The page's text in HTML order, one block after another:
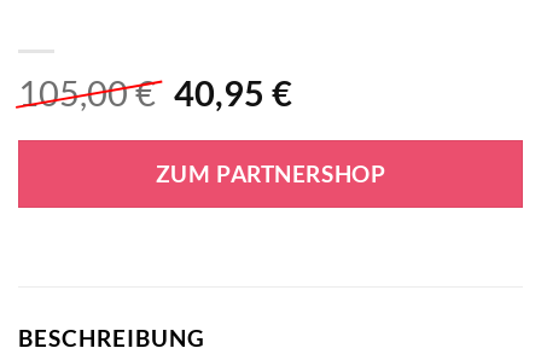
105,00€ Ursprünglicher
war:
105,00 €
40,95 €Aktueller
ist:
40,95 €.
ZUM PARTNERSHOP
BESCHREIBUNG